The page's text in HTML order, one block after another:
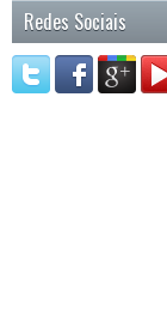
Redes Sociais